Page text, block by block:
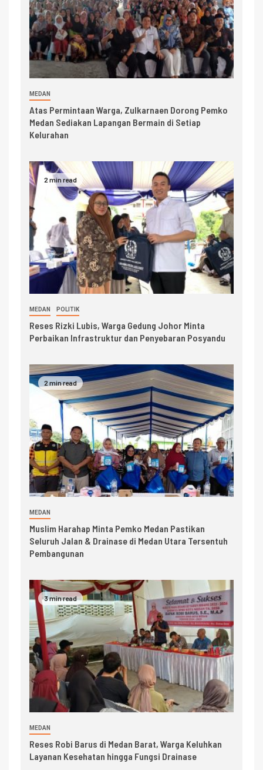
MEDAN
Atas Permintaan Warga, Zulkarnaen Dorong Pemko
Medan Sediakan Lapangan Bermain di Setiap
Kelurahan
2 min read
MEDAN POLITIK
Reses Rizki Lubis, Warga Gedung Johor Minta
Perbaikan Infrastruktur dan Penyebaran Posyandu
2 min read
MEDAN
Muslim Harahap Minta Pemko Medan Pastikan
Seluruh Jalan & Drainase di Medan Utara Tersentuh
Pembangunan
3 min read
MEDAN
Reses Robi Barus di Medan Barat, Warga Keluhkan
Layanan Kesehatan hingga Fungsi Drainase